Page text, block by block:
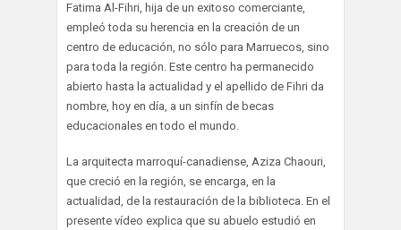
Fatima Al-Fihri, hija de un exitoso comerciante,
empleó toda su herencia en la creación de un
centro de educación, no sólo para Marruecos, sino
para toda la región. Este centro ha permanecido
abierto hasta la actualidad y el apellido de Fihri da
nombre, hoy en día, a un sinfín de becas
educacionales en todo el mundo.
La arquitecta marroquí-canadiense, Aziza Chaouri,
que creció en la región, se encarga, en la
actualidad, de la restauración de la biblioteca. En el
presente vídeo explica que su abuelo estudió en